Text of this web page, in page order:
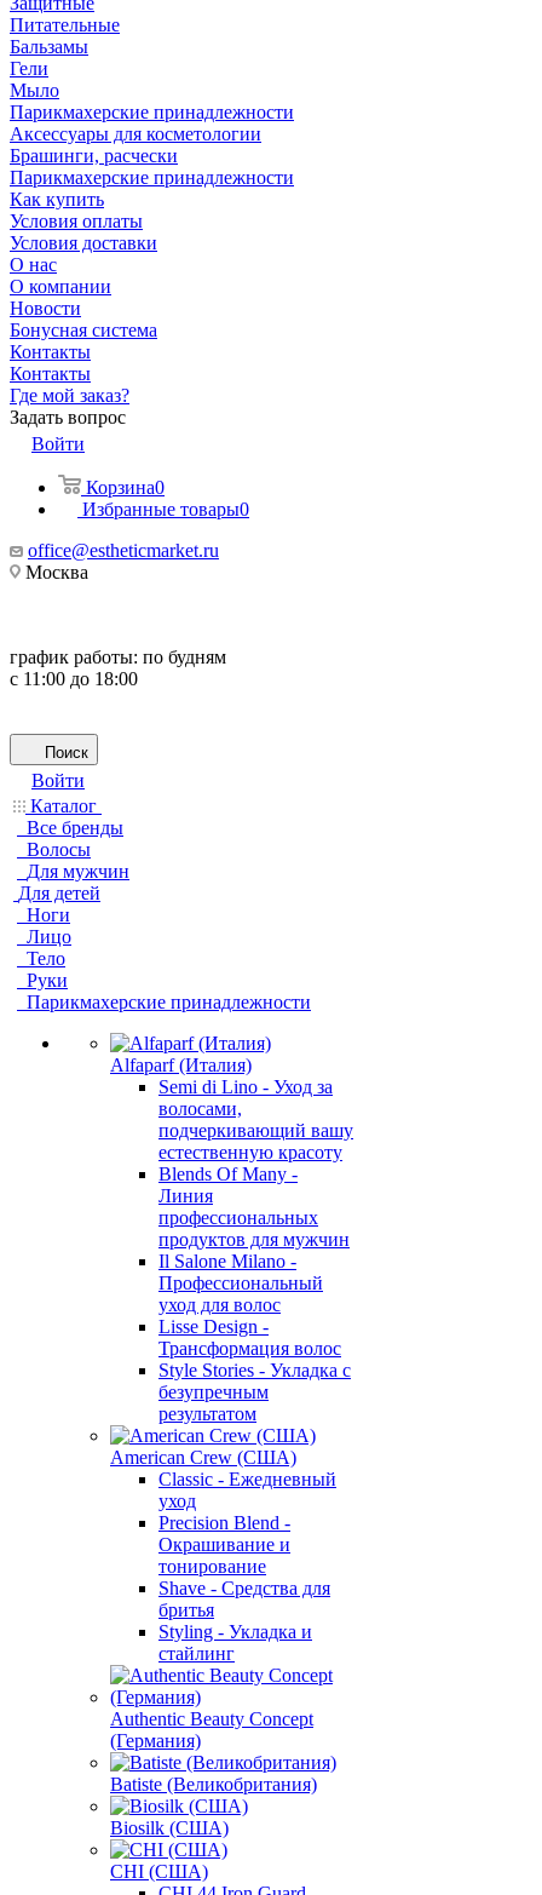
Питательные
Бальзамы
Гели
Мыло
Парикмахерские принадлежности
Аксессуары для косметологии
Брашинги, расчески
Парикмахерские принадлежности
Как купить
Условия оплаты
Условия доставки
О нас
О компании
Новости
Бонусная система
Контакты
Контакты
Где мой заказ?
Задать вопрос
Войти
Корзина0
Избранные товары0
office@estheticmarket.ru
Москва
график работы: по будням
с 11:00 до 18:00
Поиск
Войти
Каталог
Все бренды
Волосы
Для мужчин
Для детей
Ноги
Лицо
Тело
Руки
Парикмахерские принадлежности
Alfaparf (Италия)
Semi di Lino - Уход за
волосами,
подчеркивающий вашу
естественную красоту
Blends Of Many -
Линия
профессиональных
продуктов для мужчин
Il Salone Milano -
Профессиональный
уход для волос
Lisse Design -
Трансформация волос
Style Stories - Укладка с
безупречным
результатом
American Crew (США)
Classic - Ежедневный
уход
Precision Blend -
Окрашивание и
тонирование
Shave - Средства для
бритья
Styling - Укладка и
стайлинг
Authentic Beauty Concept
(Германия)
Batiste (Великобритания)
Biosilk (США)
CHI (США)